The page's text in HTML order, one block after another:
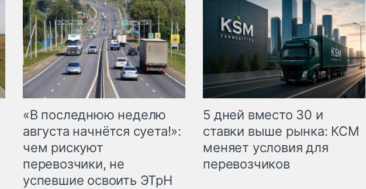
«В последнюю неделю
августа начнётся суета!»:
чем рискуют
перевозчики, не
успевшие освоить ЭТрН
5 дней вместо 30 и
ставки выше рынка: КСМ
меняет условия для
перевозчиков